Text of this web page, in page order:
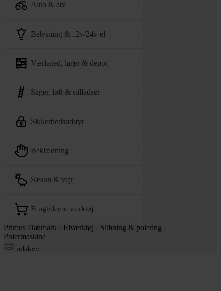
auto & atv
belysning & 12v/24v el
værksted, lager & depot
stiger, løft & stilladser
sikkerhedsudstyr
beklædning
sæson & vejr
brugt/demo værktøj
Primus Danmark Elværktøj
Slibning & polering
Polermaskine
udskriv